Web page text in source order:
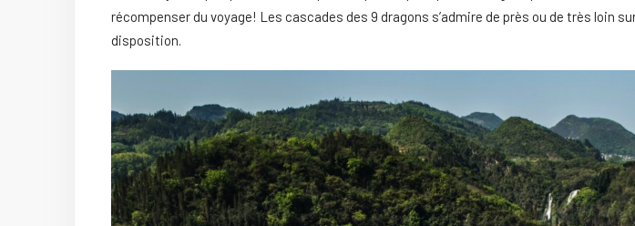
récompenser du voyage! Les cascades des 9 dragons s’admire de près ou de très loin
disposition.